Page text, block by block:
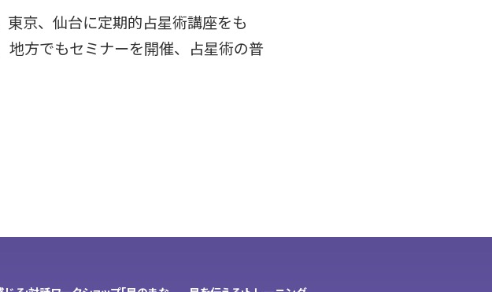
東京、仙台に定期的占星術講座をも
地方でもセミナーを開催、占星術の普